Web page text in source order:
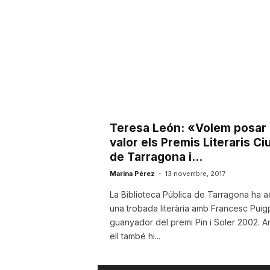
t
d
e
Teresa León: «Volem posar
valor els Premis Literaris
de Tarragona i...
Marina Pérez - 13 novembre, 2017
La Biblioteca Pública de Tarragona ha
una trobada literària amb Francesc
guanyador del premi Pin i Soler 2002.
ell també hi...